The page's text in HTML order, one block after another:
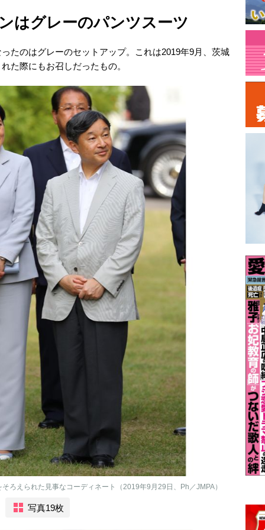
はグレーのパンツスーツ
たのはグレーのセットアップ。これは2019年9月、茨城
た際にもお召しだったもの。
ろえられた見事なコーディネート（2019年9月29日、Ph／JMPA）
写真19枚